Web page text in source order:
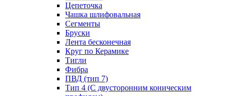
Цепеточка
Чашка шлифовальная
Сегменты
Бруски
Лента бесконечная
Круг по Керамике
Тигли
Фибра
ПВД (тип 7)
Тип 4 (С двусторонним коническим